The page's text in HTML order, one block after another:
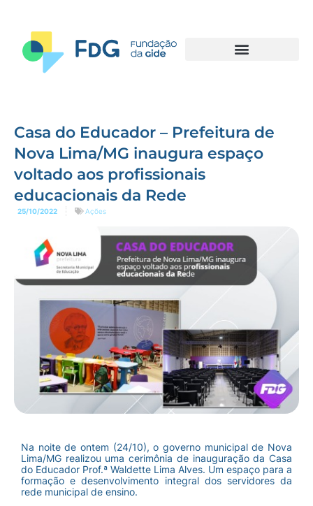
Casa do Educador – Prefeitura de
Nova Lima/MG inaugura espaço
voltado aos profissionais
educacionais da Rede
25/10/2022 Ações
Na noite de ontem (24/10), o governo municipal de Nova
Lima/MG realizou uma cerimônia de inauguração da Casa
do Educador Prof.ª Waldette Lima Alves. Um espaço para a
formação e desenvolvimento integral dos servidores da
rede municipal de ensino.